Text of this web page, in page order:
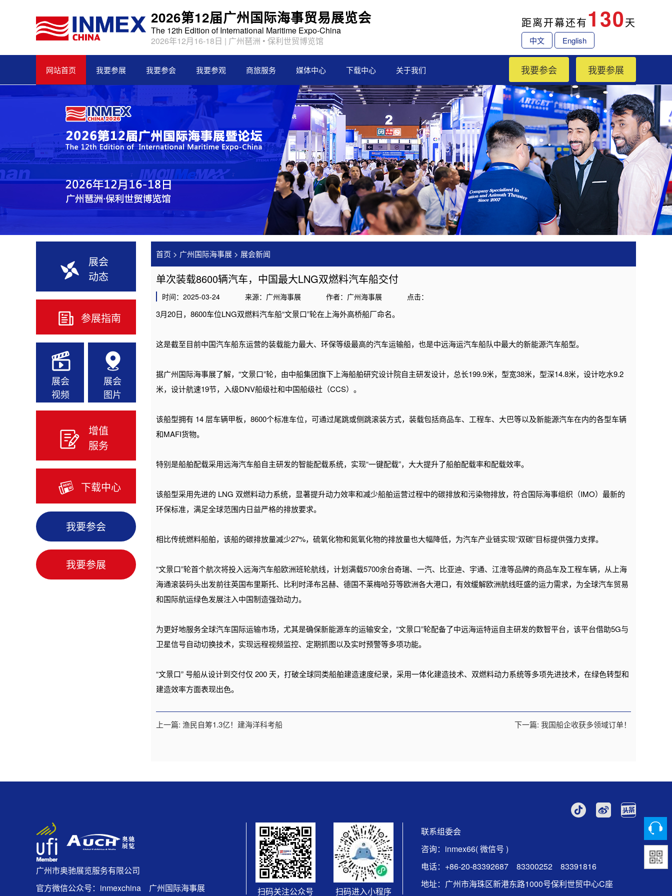
2026第12届广州国际海事贸易展览会
The 12th Edition of International Maritime Expo-China
2026年12月16-18日 | 广州琶洲 • 保利世贸博览馆
距离开幕还有130天
中文 English
网站首页 我要参展 我要参会 我要参观 商旅服务 媒体中心 下载中心 关于我们 我要参会 我要参展
展会
动态
参展指南
展会
视频
展会
图片
增值
服务
下载中心
我要参会
我要参展
首页 > 广州国际海事展 > 展会新闻
单次装载8600辆汽车，中国最大LNG双燃料汽车船交付
时间：2025-03-24 来源：广州海事展 作者：广州海事展 点击：
3月20日，8600车位LNG双燃料汽车船“文景口”轮在上海外高桥船厂命名。
这是截至目前中国汽车船东运营的装载能力最大、环保等级最高的汽车运输船，也是中远海运汽车船队中最大的新能源汽车船型。
据广州国际海事展了解，“文景口”轮，由中船集团旗下上海船舶研究设计院自主研发设计，总长199.9米，型宽38米，型深14.8米，设计吃水9.2
米，设计航速19节，入级DNV船级社和中国船级社（CCS）。
该船型拥有 14 层车辆甲板，8600个标准车位，可通过尾跳或侧跳滚装方式，装载包括商品车、工程车、大巴等以及新能源汽车在内的各型车辆
和MAFI货物。
特别是船舶配载采用远海汽车船自主研发的智能配载系统，实现“一键配载”，大大提升了船舶配载率和配载效率。
该船型采用先进的 LNG 双燃料动力系统，显著提升动力效率和减少船舶运营过程中的碳排放和污染物排放，符合国际海事组织（IMO）最新的
环保标准，满足全球范围内日益严格的排放要求。
相比传统燃料船舶，该船的碳排放量减少27%，硫氧化物和氮氧化物的排放量也大幅降低，为汽车产业链实现“双碳”目标提供强力支撑。
“文景口”轮首个航次将投入远海汽车船欧洲班轮航线，计划满载5700余台奇瑞、一汽、比亚迪、宇通、江淮等品牌的商品车及工程车辆，从上海
海通滚装码头出发前往英国布里斯托、比利时泽布呂赫、德国不莱梅哈芬等欧洲各大港口，有效缓解欧洲航线旺盛的运力需求，为全球汽车贸易
和国际航运绿色发展注入中国制造强劲动力。
为更好地服务全球汽车国际运输市场，尤其是确保新能源车的运输安全，“文景口”轮配备了中远海运特运自主研发的数智平台，该平台借助5G与
卫星信号自动切换技术，实现远程视频监控、定期抓图以及实时预警等多项功能。
“文景口” 号船从设计到交付仅 200 天，打破全球同类船舶建造速度纪录，采用一体化建造技术、双燃料动力系统等多项先进技术，在绿色转型和
建造效率方面表现出色。
上一篇: 渔民自筹1.3亿！建海洋科考船 下一篇: 我国船企收获多领域订单！
广州市奥驰展览服务有限公司
官方微信公众号：inmexchina 广州国际海事展
扫码关注公众号 扫码进入小程序
联系组委会
咨询：inmex66( 微信号 )
电话：+86-20-83392687 83300252 83391816
地址：广州市海珠区新港东路1000号保利世贸中心C座